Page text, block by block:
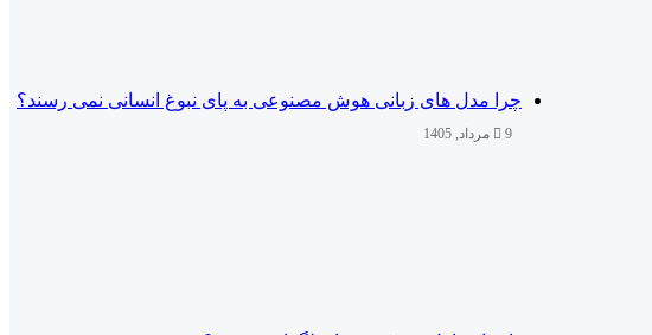
چرا مدل‌ های زبانی هوش مصنوعی به پای نبوغ انسانی نمی‌ رسند؟
9 مرداد, 1405